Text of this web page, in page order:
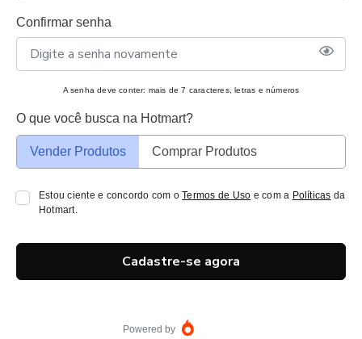
Confirmar senha
A senha deve conter: mais de 7 caracteres, letras e números
O que você busca na Hotmart?
Vender Produtos Comprar Produtos
Estou ciente e concordo com oTermos de Uso e com a Políticas da
Hotmart.
Cadastre-se agora
Powered by